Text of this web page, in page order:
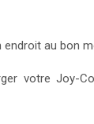
au bon
votre Joy-